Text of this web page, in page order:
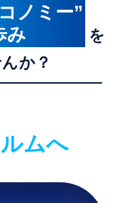
ノミー”
み
を
か？
ムへ